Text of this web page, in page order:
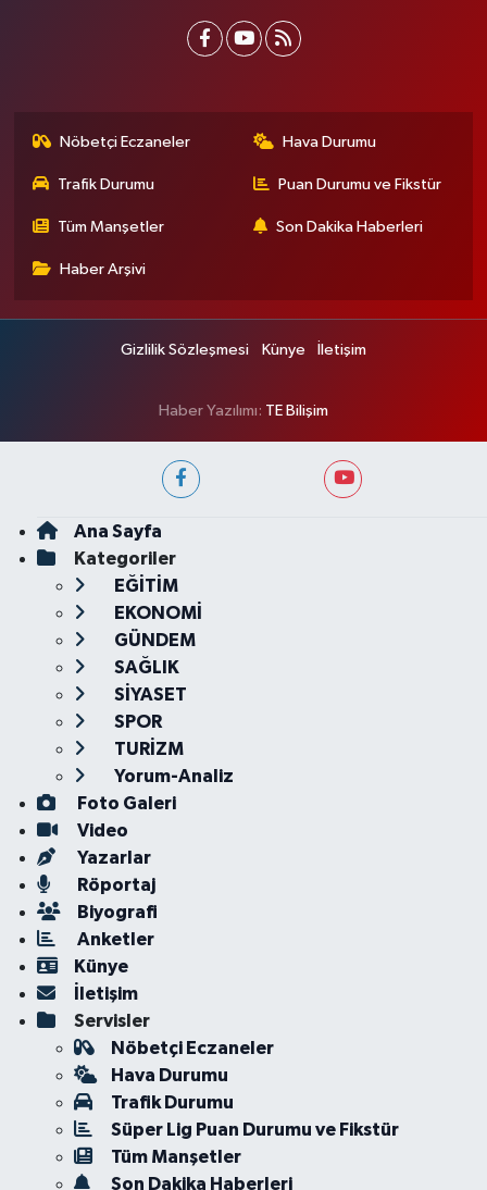
Nöbetçi Eczaneler Hava Durumu
Trafik Durumu Puan Durumu ve Fikstür
Tüm Manşetler Son Dakika Haberleri
Haber Arşivi
Gizlilik Sözleşmesi Künye İletişim
Haber Yazılımı: TE Bilişim
Ana Sayfa
Kategoriler
EĞİTİM
EKONOMİ
GÜNDEM
SAĞLIK
SİYASET
SPOR
TURİZM
Yorum-Analiz
Foto Galeri
Video
Yazarlar
Röportaj
Biyografi
Anketler
Künye
İletişim
Servisler
Nöbetçi Eczaneler
Hava Durumu
Trafik Durumu
Süper Lig Puan Durumu ve Fikstür
Tüm Manşetler
Son Dakika Haberleri